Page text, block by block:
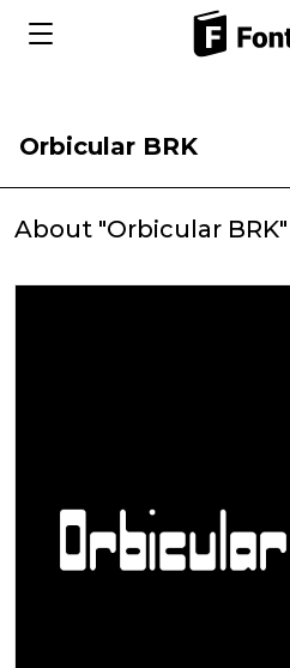
Orbicular BRK
About "Orbicular BRK"